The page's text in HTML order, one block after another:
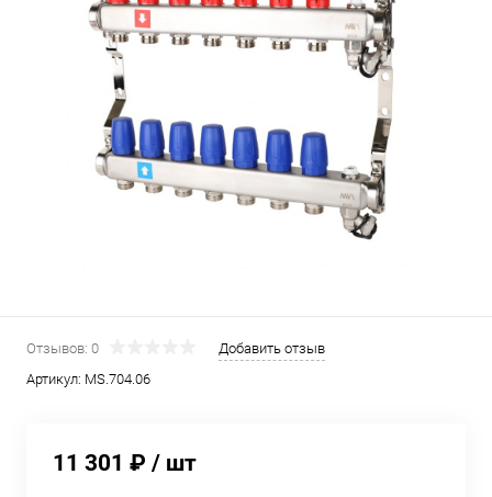
Отзывов: 0
Добавить отзыв
Артикул: MS.704.06
11 301 ₽ / шт